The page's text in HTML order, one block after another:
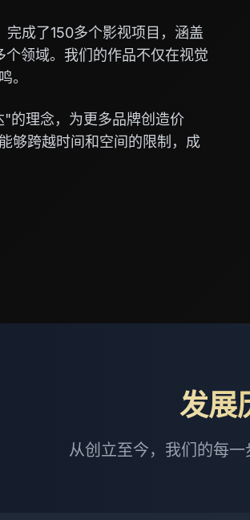
成了150多个影视项目，涵盖
领域。我们的作品不仅在视觉
。
的理念，为更多品牌创造价
够跨越时间和空间的限制，成
发展
从创立至今，我们的每